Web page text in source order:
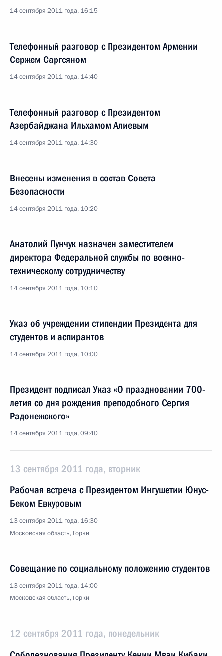
14 сентября 2011 года, 16:15
Телефонный разговор с Президентом Армении
Сержем Саргсяном
14 сентября 2011 года, 14:40
Телефонный разговор с Президентом
Азербайджана Ильхамом Алиевым
14 сентября 2011 года, 14:30
Внесены изменения в состав Совета
Безопасности
14 сентября 2011 года, 10:20
Анатолий Пунчук назначен заместителем
директора Федеральной службы по военно-
техническому сотрудничеству
14 сентября 2011 года, 10:10
Указ об учреждении стипендии Президента для
студентов и аспирантов
14 сентября 2011 года, 10:00
Президент подписал Указ «О праздновании 700-
летия со дня рождения преподобного Сергия
Радонежского»
14 сентября 2011 года, 09:40
13 сентября 2011 года, вторник
Рабочая встреча с Президентом Ингушетии Юнус-
Беком Евкуровым
13 сентября 2011 года, 16:30
Московская область, Горки
Совещание по социальному положению студентов
13 сентября 2011 года, 14:00
Московская область, Горки
12 сентября 2011 года, понедельник